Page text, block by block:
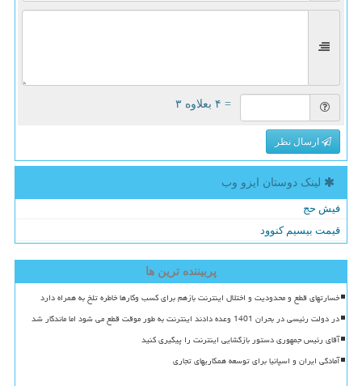
= ۴ بعلاوه ۳
ارسال نظر
لینک دوستان ایزو وب
فیش حج
قیمت بیسیم کنوود
پربیننده ترین ها
خسارتهای قطع و محدودیت و اختلال اینترنت بازهم برای کسب وکارها خاطره تلخ به همراه دارد
در دولت رئیسی در بحران 1401 وعده دادند اینترنت به طور موقت قطع می شود اما ماندگار شد
آقای رئیس جمهوری دستور بازگشایی اینترنت را پیگیری کنید
آمادگی ایران و اسپانیا برای توسعه همکاریهای تجاری